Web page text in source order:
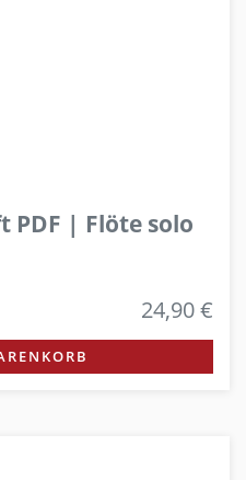
| Flöte solo
24,90 €